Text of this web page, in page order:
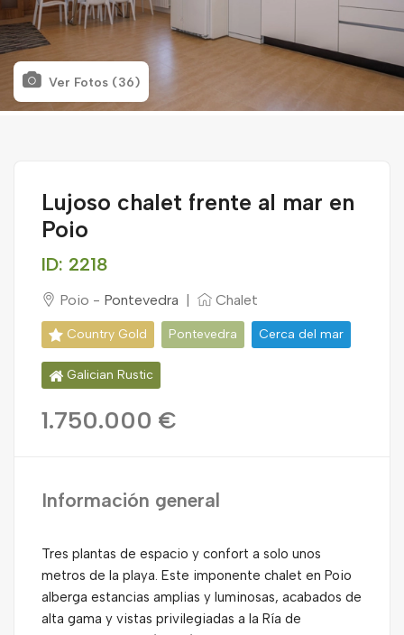
Ver Fotos (36)
Lujoso chalet frente al mar en
Poio
ID: 2218
Poio - Pontevedra Chalet
Country Gold Pontevedra Cerca del mar
Galician Rustic
1.750.000 €
Información general
Tres plantas de espacio y confort a solo unos
metros de la playa. Este imponente chalet en Poio
alberga estancias amplias y luminosas, acabados de
alta gama y vistas privilegiadas a la Ría de